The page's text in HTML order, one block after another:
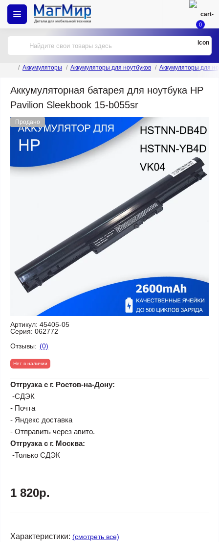
0
Аккумуляторы Аккумуляторы для ноутбуков Аккумуляторы для
Аккумуляторная батарея для ноутбука HP
Pavilion Sleekbook 15-b055sr
Продано
Артикул: 45405-05
Серия: 062772
Отзывы: (0)
Нет в наличии
Отгрузка с г. Ростов-на-Дону:
-СДЭК
- Почта
- Яндекс доставка
- Отправить через авито.
Отгрузка с г. Москва:
-Только СДЭК
1 820р.
Характеристики: (смотреть все)